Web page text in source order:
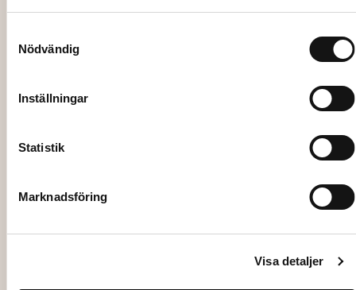
Nödvändig
Inställningar
Statistik
Marknadsföring
Visa detaljer